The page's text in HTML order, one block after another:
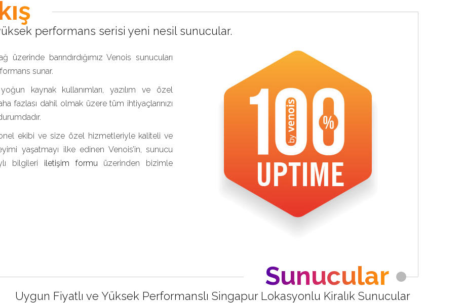
performans serisi yeni nesil sunucular.
barındırdığımız Venois sunucuları
sunar.
kaynak kullanımları, yazılım ve özel
fazlası dahil olmak üzere tüm ihtiyaçlarınızı
ekibi ve size özel hizmetleriyle kaliteli ve
yaşatmayı ilke edinen Venois’in, sunucu
bilgileri iletişim formuüzerinden bizimle
Sunucular
Uygun Fiyatlı ve Yüksek Performanslı Singapur Lokasyonlu Kiralık Sunucular